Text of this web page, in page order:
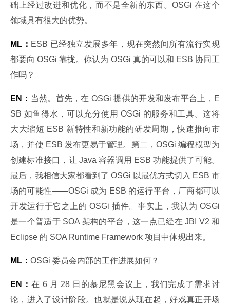
础上经过改进和优化，而不是全新的东西。OSGi 在这个
领域具有很大的优势。
ML： ESB 已经独立发展多年，现在突然间所有流行实现
都要向 OSGi 靠拢。你认为 OSGi 真的可以和 ESB 协同工
作吗？
EN： 当然。首先，在 OSGi 提供的开发和发布平台上，E
SB 如鱼得水，可以充分使用 OSGi 的服务和工具。这将
大大缩短 ESB 新特性和新功能的研发周期，快速推向市
场，并使 ESB 发布更易于管理。第二，OSGi 编程模型为
创建标准接口，让 Java 容器调用 ESB 功能提供了可能。
最后，我相信大家都看到了 OSGi 以最优方式切入 ESB 市
场的可能性——OSGi 成为 ESB 的运行平台，厂商都可以
开发运行于它之上的 OSGi 插件。事实上，我认为 OSGi
是一个普适于 SOA 架构的平台，这一点已经在 JBI V2 和
Eclipse 的 SOA Runtime Framework 项目中体现出来。
ML： OSGi 委员会内部的工作进展如何？
EN： 在 6 月 28 日的慕尼黑会议上，我们完成了需求讨
论，进入了设计阶段。也就是说从现在起，好戏真正开场